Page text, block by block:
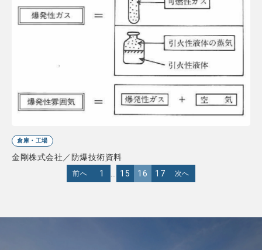
倉庫・工場
金剛株式会社／防爆技術資料
前へ 1 15 16 17 次へ